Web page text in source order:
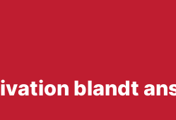
blandt